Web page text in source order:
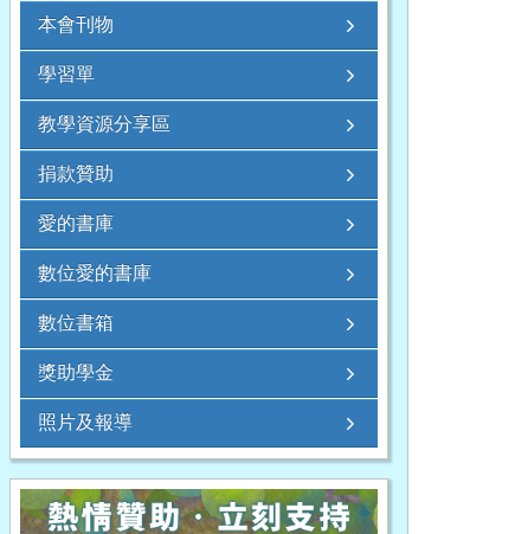
本會刊物
學習單
教學資源分享區
捐款贊助
愛的書庫
數位愛的書庫
數位書箱
獎助學金
照片及報導